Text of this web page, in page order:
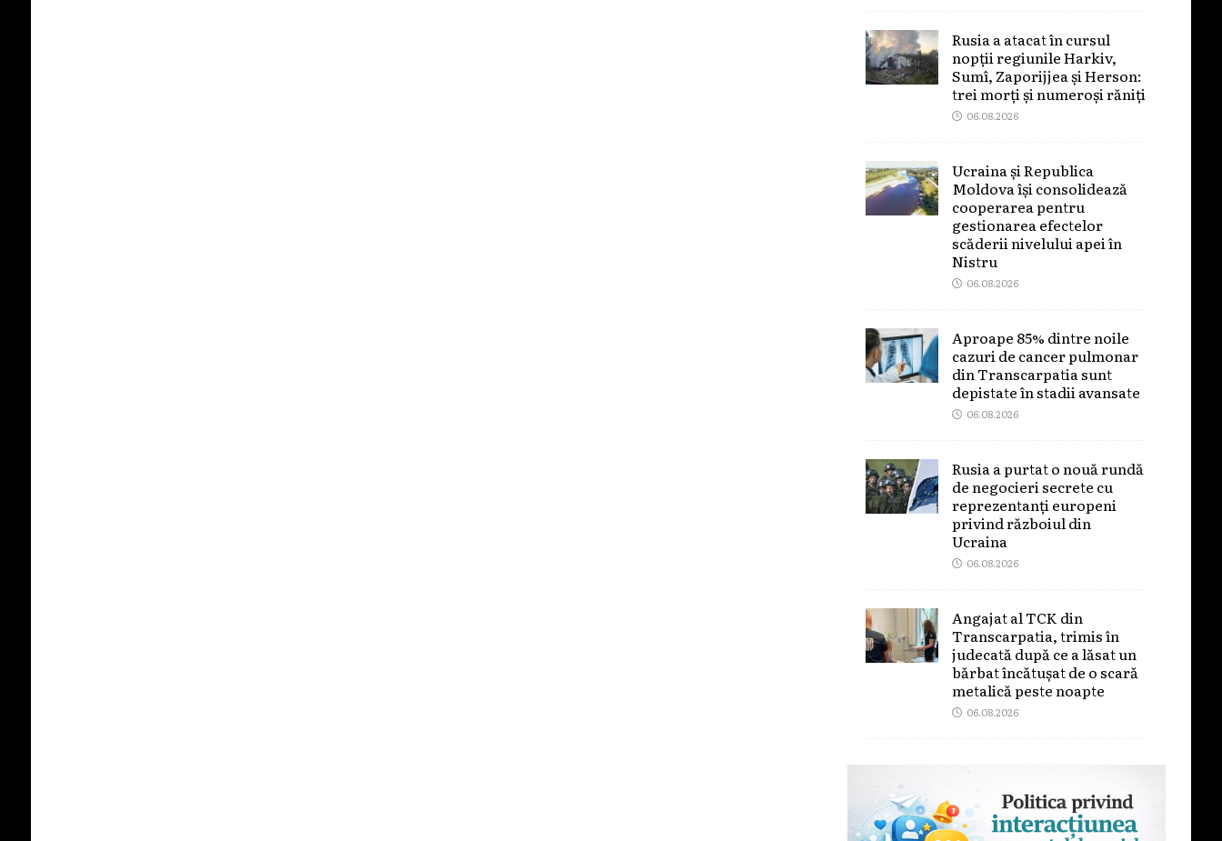
Rusia a atacat în cursul
nopții regiunile Harkiv,
Sumî, Zaporijjea și Herson:
trei morți și numeroși răniți
06.08.2026
Ucraina și Republica
Moldova își consolidează
cooperarea pentru
gestionarea efectelor
scăderii nivelului apei în
Nistru
06.08.2026
Aproape 85% dintre noile
cazuri de cancer pulmonar
din Transcarpatia sunt
depistate în stadii avansate
06.08.2026
Rusia a purtat o nouă rundă
de negocieri secrete cu
reprezentanți europeni
privind războiul din
Ucraina
06.08.2026
Angajat al TCK din
Transcarpatia, trimis în
judecată după ce a lăsat un
bărbat încătușat de o scară
metalică peste noapte
06.08.2026